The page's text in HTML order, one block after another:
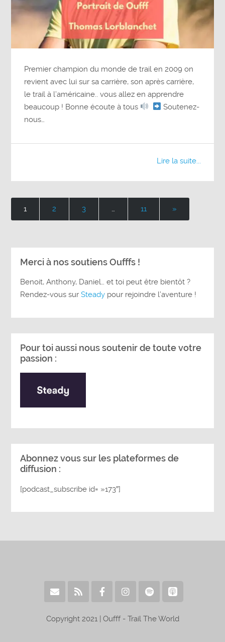
Premier champion du monde de trail en 2009 on
revient avec lui sur sa carrière, son après carrière,
le trail à l’américaine.. vous allez en apprendre
beaucoup ! Bonne écoute à tous
Soutenez-
nous…
Lire la suite...
1 2 3 … 11 »
Merci à nos soutiens Oufffs !
Benoit, Anthony, Daniel… et toi peut être bientôt ?
Rendez-vous surSteady pour rejoindre l’aventure !
Pour toi aussi nous soutenir de toute votre
passion :
Abonnez vous sur les plateformes de
diffusion :
[podcast_subscribe id= »173″]
Copyright 2021 | Oufff - Trail The World